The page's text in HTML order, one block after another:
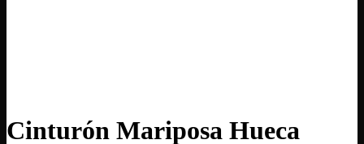
Cinturón Mariposa Hueca